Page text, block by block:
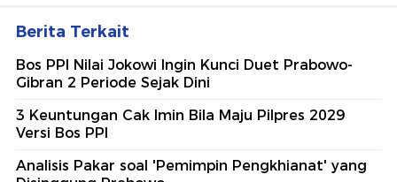
Berita Terkait
Bos PPI Nilai Jokowi Ingin Kunci Duet Prabowo-
Gibran 2 Periode Sejak Dini
3 Keuntungan Cak Imin Bila Maju Pilpres 2029
Versi Bos PPI
Analisis Pakar soal 'Pemimpin Pengkhianat' yang